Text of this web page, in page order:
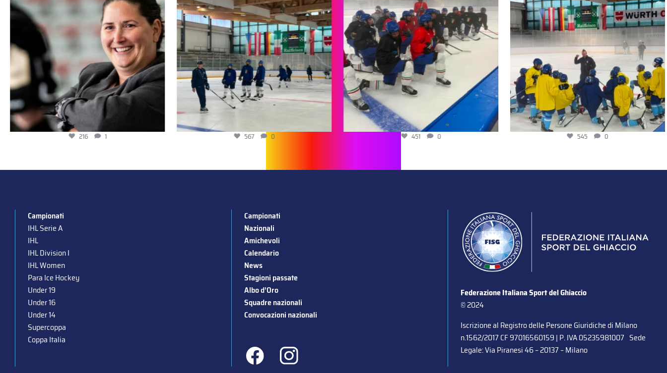
216 1 567 0 451 0 545
Campionati
IHL Serie A
IHL
IHL Division I
IHL Women
Para Ice Hockey
Under 19
Under 16
Under 14
Supercoppa
Coppa Italia
Campionati
Nazionali
Amichevoli
Calendario
News
Stagioni passate
Albo d’Oro
Squadre nazionali
Convocazioni nazionali
Federazione Italiana Sport del Ghiaccio
© 2024
Iscrizione al Registro delle Persone Giuridiche di Milano
n.1562/2017 CF 97016560159 | P. IVA 05235981007 Sede
Legale: Via Piranesi 46 – 20137 – Milano